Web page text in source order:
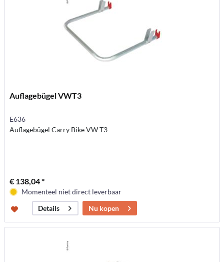
Auflagebügel VWT3
E636
Auflagebügel Carry Bike VW T3
€ 138,04 *
Momenteel niet direct leverbaar
Details
Nu kopen